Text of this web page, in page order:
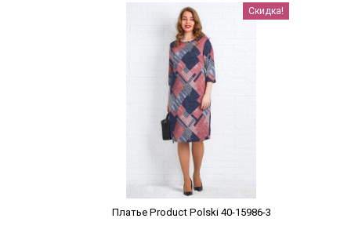
Наклейки Варіант з % Скидка!
Платье Product Polski 40-15986-3